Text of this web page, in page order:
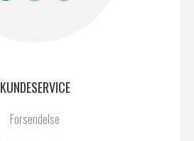
KUNDESERVICE
Forsendelse